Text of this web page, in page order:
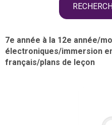
7e année à la 12e année/
électroniques/immersion
français/plans de leçon